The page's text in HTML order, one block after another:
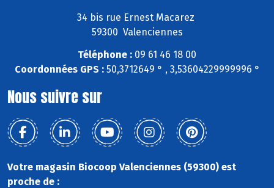
34 bis rue Ernest Macarez
59300 Valenciennes
Téléphone : 09 61 46 18 00
Coordonnées GPS :50,3712649 ° , 3,53604229999996 °
Nous suivre sur
Votre magasin Biocoop Valenciennes (59300) est
proche de :